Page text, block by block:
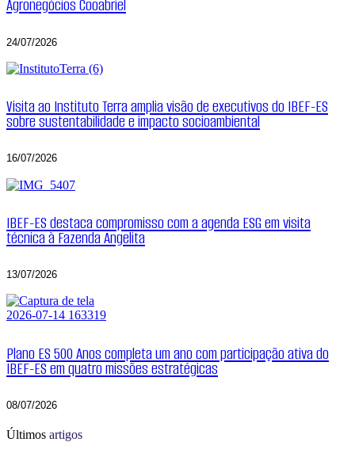
Agronegócios Cooabriel
24/07/2026
Visita ao Instituto Terra amplia visão de executivos do IBEF-ES
sobre sustentabilidade e impacto socioambiental
16/07/2026
IBEF-ES destaca compromisso com a agenda ESG em visita
técnica à Fazenda Angelita
13/07/2026
Plano ES 500 Anos completa um ano com participação ativa do
IBEF-ES em quatro missões estratégicas
08/07/2026
Últimos artigos